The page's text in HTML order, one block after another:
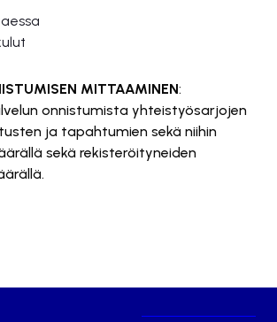
MITTAAMINEN:
onnistumista yhteistyösarjojen
ja tapahtumien sekä niihin
sekä rekisteröityneiden